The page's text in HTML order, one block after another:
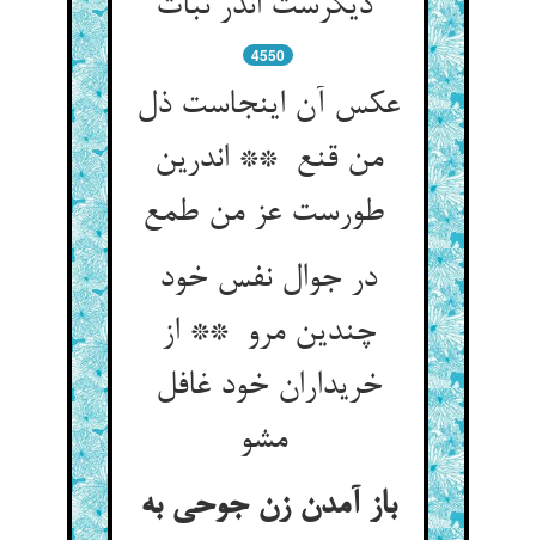
4550
عکس آن اینجاست ذل
من قنع ** اندرین
در جوال نفس خود
چندین مرو ** از
خریداران خود غافل
مشو
باز آمدن زن جوحی به